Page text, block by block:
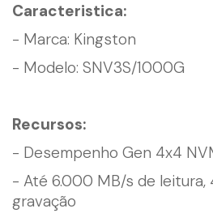
Caracteristica:
- Marca: Kingston
- Modelo: SNV3S/1000G
Recursos:
- Desempenho Gen 4x4
- Até 6.000 MB/s de leitura,
gravação